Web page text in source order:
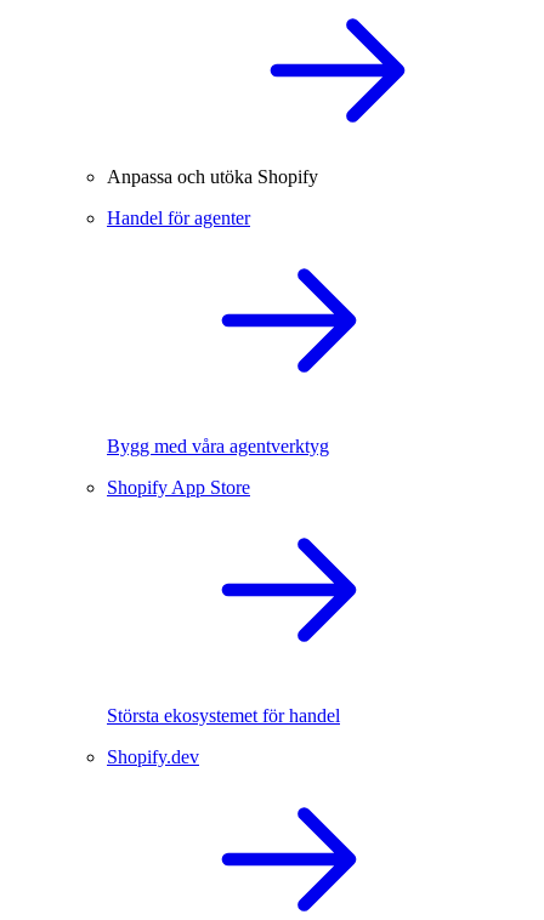
Anpassa och utöka Shopify
Handel för agenter
Bygg med våra agentverktyg
Shopify App Store
Största ekosystemet för handel
Shopify.dev